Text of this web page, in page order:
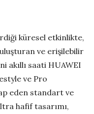
küresel etkinlikte,
ve erişilebilir
akıllı saati HUAWEI
ve Pro
eden standart ve
hafif tasarımı,